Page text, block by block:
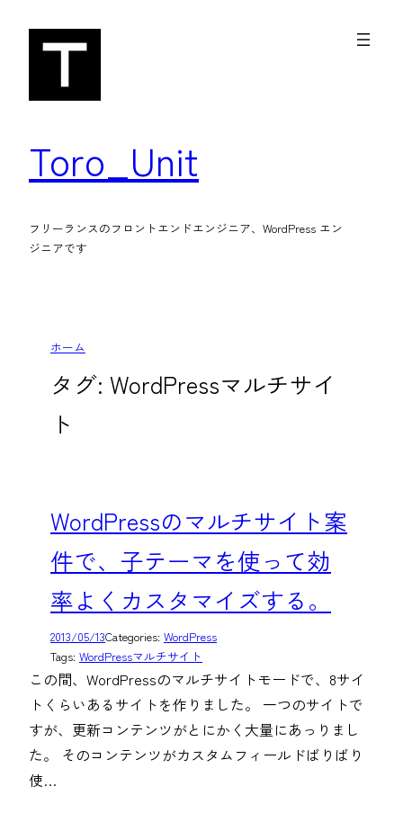
Toro_Unit
フリーランスのフロントエンドエンジニア、WordPress エン
ジニアです
ホーム
タグ: WordPressマルチサイ
ト
WordPressのマルチサイト案
件で、子テーマを使って効
率よくカスタマイズする。
2013/05/13Categories: WordPress
Tags: WordPressマルチサイト
この間、WordPressのマルチサイトモードで、8サイ
トくらいあるサイトを作りました。 一つのサイトで
すが、更新コンテンツがとにかく大量にあっりまし
た。 そのコンテンツがカスタムフィールドばりばり
使…